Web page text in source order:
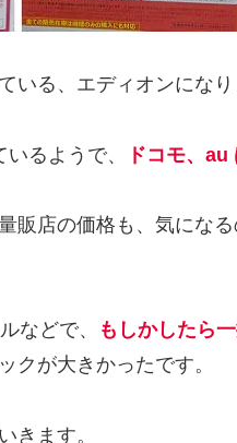
いる、エディオンになり
るようで、 ドコモ、
販店の価格も、気にな
などで、
もしかしたら
クが大きかったです。
きます。